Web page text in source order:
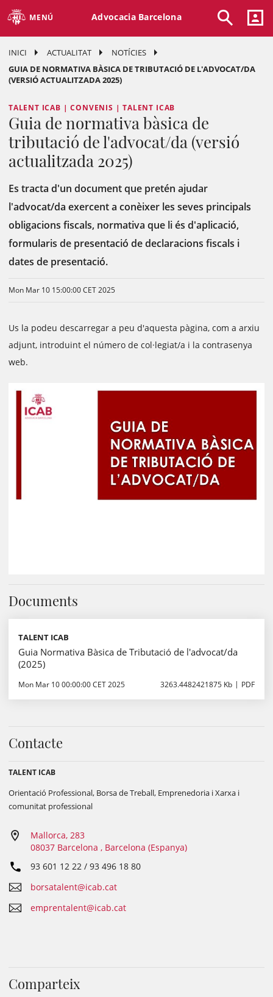
MENÚ Advocacia Barcelona
INICI ACTUALITAT
NOTÍCIES
GUIA DE NORMATIVA BÀSICA DE TRIBUTACIÓ DE L'ADVOCAT/DA
(VERSIÓ ACTUALITZADA 2025)
TALENT ICAB | CONVENIS | TALENT ICAB
Guia de normativa bàsica de
tributació de l'advocat/da (versió
actualitzada 2025)
Es tracta d'un document que pretén ajudar
l'advocat/da exercent a conèixer les seves principals
obligacions fiscals, normativa que li és d'aplicació,
formularis de presentació de declaracions fiscals i
dates de presentació.
Mon Mar 10 15:00:00 CET 2025
Us la podeu descarregar a peu d'aquesta pàgina, com a arxiu
adjunt, introduint el número de col·legiat/a i la contrasenya
web.
Documents
TALENT ICAB
Guia Normativa Bàsica de Tributació de l'advocat/da
(2025)
Mon Mar 10 00:00:00 CET 2025 3263.4482421875 Kb PDF
Contacte
TALENT ICAB
Orientació Professional, Borsa de Treball, Emprenedoria i Xarxa i
comunitat professional
Mallorca, 283
08037 Barcelona , Barcelona (Espanya)
93 601 12 22 / 93 496 18 80
borsatalent@icab.cat
emprentalent@icab.cat
Comparteix